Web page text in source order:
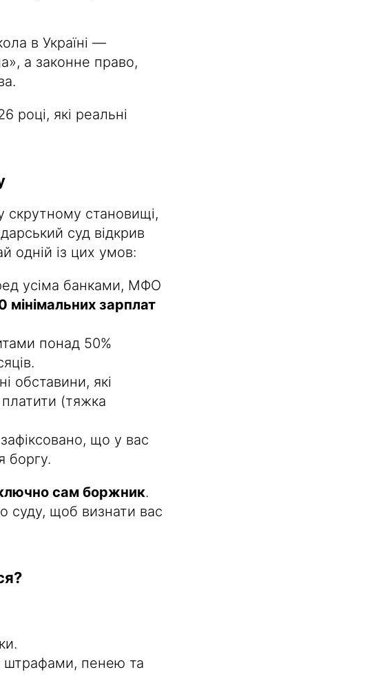
в Україні —
а законне право,
році, які реальні
скрутному становищі,
суд відкрив
одній із цих умов:
усіма банками, МФО
мінімальних зарплат
понад 50%
обставини, які
(тяжка
що у вас
боргу.
сам боржник.
щоб визнати вас
штрафами, пенею та